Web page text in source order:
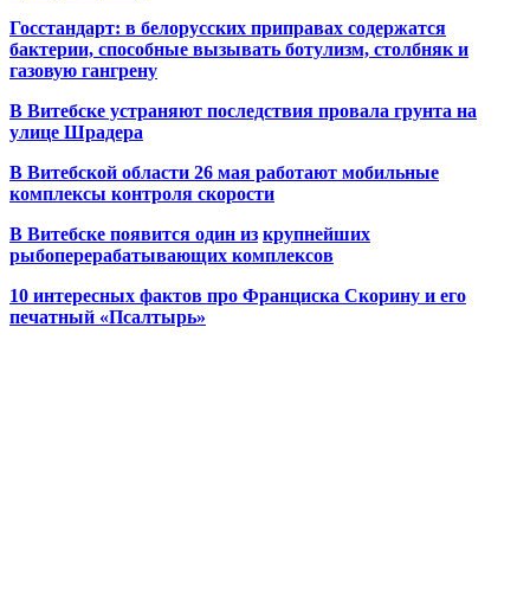
Госстандарт: в белорусских приправах содержатся
бактерии, способные вызывать ботулизм, столбняк и
газовую гангрену
В Витебске устраняют последствия провала грунта на
улице Шрадера
В Витебской области 26 мая работают мобильные
комплексы контроля скорости
В Витебске появится один из крупнейших
рыбоперерабатывающих комплексов
10 интересных фактов про Франциска Скорину и его
печатный «Псалтырь»